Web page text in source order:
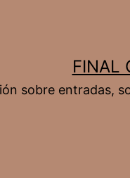
FINAL
sobre entradas,